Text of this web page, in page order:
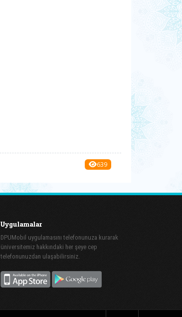
639
Uygulamalar
DPUMobil uygulamasını telefonunuza kurarak
üniversitemiz hakkındaki her şeye cep
telefonunuzdan ulaşabilirsiniz.